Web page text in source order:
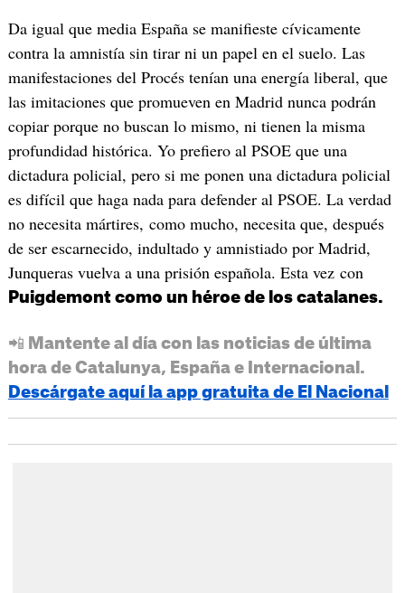
Da igual que media España se manifieste cívicamente
contra la amnistía sin tirar ni un papel en el suelo. Las
manifestaciones del Procés tenían una energía liberal, que
las imitaciones que promueven en Madrid nunca podrán
copiar porque no buscan lo mismo, ni tienen la misma
profundidad histórica. Yo prefiero al PSOE que una
dictadura policial, pero si me ponen una dictadura policial
es difícil que haga nada para defender al PSOE. La verdad
no necesita mártires, como mucho, necesita que, después
de ser escarnecido, indultado y amnistiado por Madrid,
Junqueras vuelva a una prisión española. Esta vez con
Puigdemont como un héroe de los catalanes.
📲 Mantente al día con las noticias de última
hora de Catalunya, España e Internacional.
Descárgate aquí la app gratuita de El Nacional